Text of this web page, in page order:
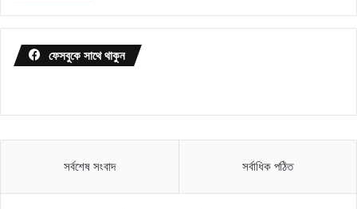
ফেসবুকে সাথে থাকুন
সর্বশেষ সংবাদ সর্বাধিক পঠিত